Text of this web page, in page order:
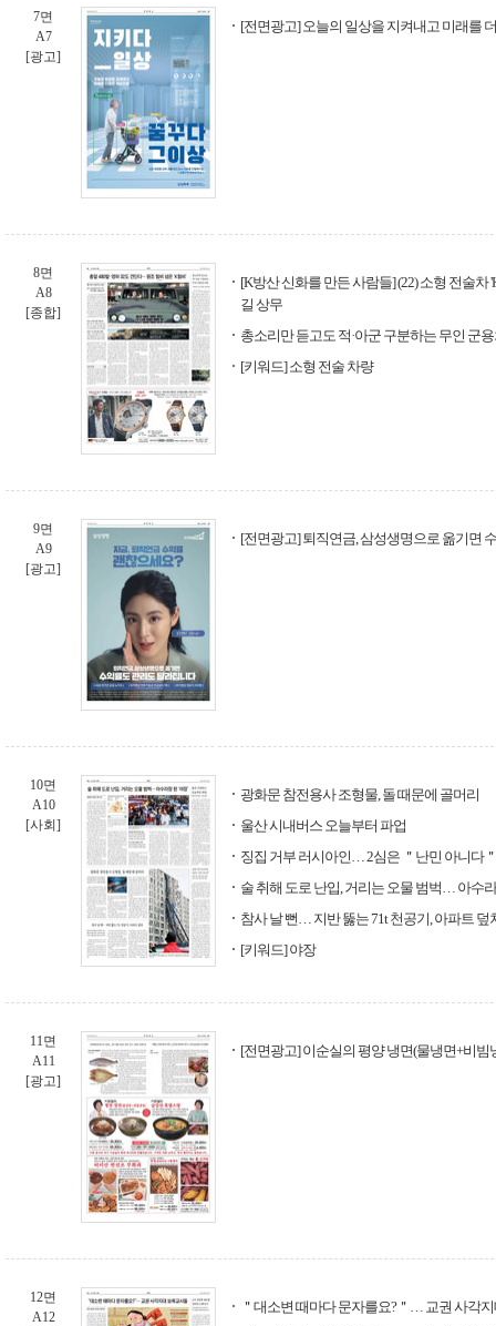
7면
A7
[광고]
[전면광고] 오늘의 일상을 지켜내고 미래를
8면
A8
[종합]
[K방산 신화를 만든 사람들] (22) 소형 전술차
길 상무
총소리만 듣고도 적·아군 구분하는 무인 군
[키워드] 소형 전술 차량
9면
A9
[광고]
[전면광고] 퇴직연금, 삼성생명으로 옮기면
10면
A10
[사회]
광화문 참전용사 조형물, 돌 때문에 골머리
울산 시내버스 오늘부터 파업
징집 거부 러시아인… 2심은 ＂난민 아니다＂
술 취해 도로 난입, 거리는 오물 범벅… 아수
참사 날 뻔… 지반 뚫는 71t 천공기, 아파트 덮
[키워드] 야장
11면
A11
[광고]
[전면광고] 이순실의 평양 냉면(물냉면+비빔
12면
A12
＂대소변 때마다 문자를요?＂… 교권 사각